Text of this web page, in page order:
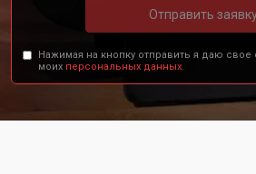
Отправить
Нажимая на кнопку отправить я даю свое
моих персональных данных.